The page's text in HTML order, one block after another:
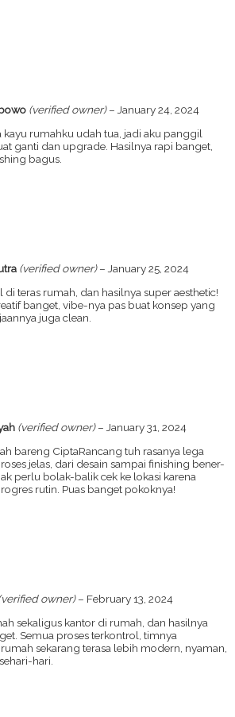
(verified owner) – January 24, 2024
kayu rumahku udah tua, jadi aku panggil
ganti dan upgrade. Hasilnya rapi banget,
bagus.
(verified owner) – January 25, 2024
di teras rumah, dan hasilnya super aesthetic!
banget, vibe-nya pas buat konsep yang
juga clean.
(verified owner) – January 31, 2024
bareng CiptaRancang tuh rasanya lega
jelas, dari desain sampai finishing bener-
perlu bolak-balik cek ke lokasi karena
rutin. Puas banget pokoknya!
owner) – February 13, 2024
sekaligus kantor di rumah, dan hasilnya
Semua proses terkontrol, timnya
sekarang terasa lebih modern, nyaman,
hari.